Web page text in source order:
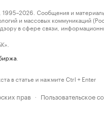
Сообщения и материалы
и массовых коммуникаций
в сфере связи,
в статье и нажмите Ctrl + Enter
прав · Пользовательское